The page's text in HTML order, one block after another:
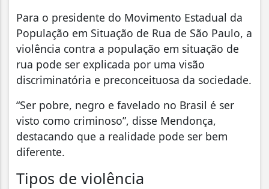
Para o presidente do Movimento Estadual da
População em Situação de Rua de São Paulo, a
violência contra a população em situação de
rua pode ser explicada por uma visão
discriminatória e preconceituosa da sociedade.
“Ser pobre, negro e favelado no Brasil é ser
visto como criminoso”, disse Mendonça,
destacando que a realidade pode ser bem
diferente.
Tipos de violência